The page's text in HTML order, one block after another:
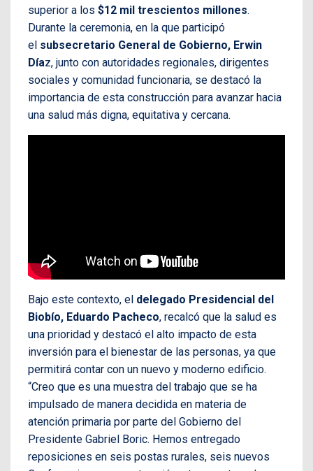
superior a los $12 mil trescientos millones.
Durante la ceremonia, en la que participó
el subsecretario General de Gobierno, Erwin
Díaz, junto con autoridades regionales, dirigentes
sociales y comunidad funcionaria, se destacó la
importancia de esta construcción para avanzar hacia
una salud más digna, equitativa y cercana.
Bajo este contexto, el delegado Presidencial del
Biobío, Eduardo Pacheco, recalcó que la salud es
una prioridad y destacó el alto impacto de esta
inversión para el bienestar de las personas, ya que
permitirá contar con un nuevo y moderno edificio.
“Creo que es una muestra del trabajo que se ha
impulsado de manera decidida en materia de
atención primaria por parte del Gobierno del
Presidente Gabriel Boric. Hemos entregado
reposiciones en seis postas rurales, seis nuevos